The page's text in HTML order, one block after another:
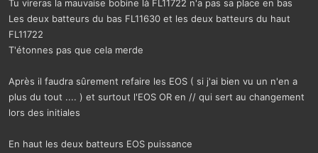
Tu vireras la mauvaise bobine là FL11722 n'a pas sa place en bas
Les deux batteurs du bas FL11630 et les deux batteurs du haut
FL11722
T'étonnes pas que cela merde
Après il faudra sûrement refaire les EOS ( si j'ai bien vu un n'en a
plus du tout .... ) et surtout l'EOS OR en // qui sert au changement
lors des initiales
En haut les deux batteurs EOS puissance